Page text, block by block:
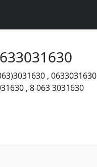
, 0633031630
, 8 063 3031630